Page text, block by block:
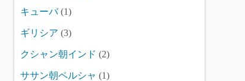
キューバ(1)
ギリシア (3)
クシャン朝インド (2)
ササン朝ペルシャ (1)